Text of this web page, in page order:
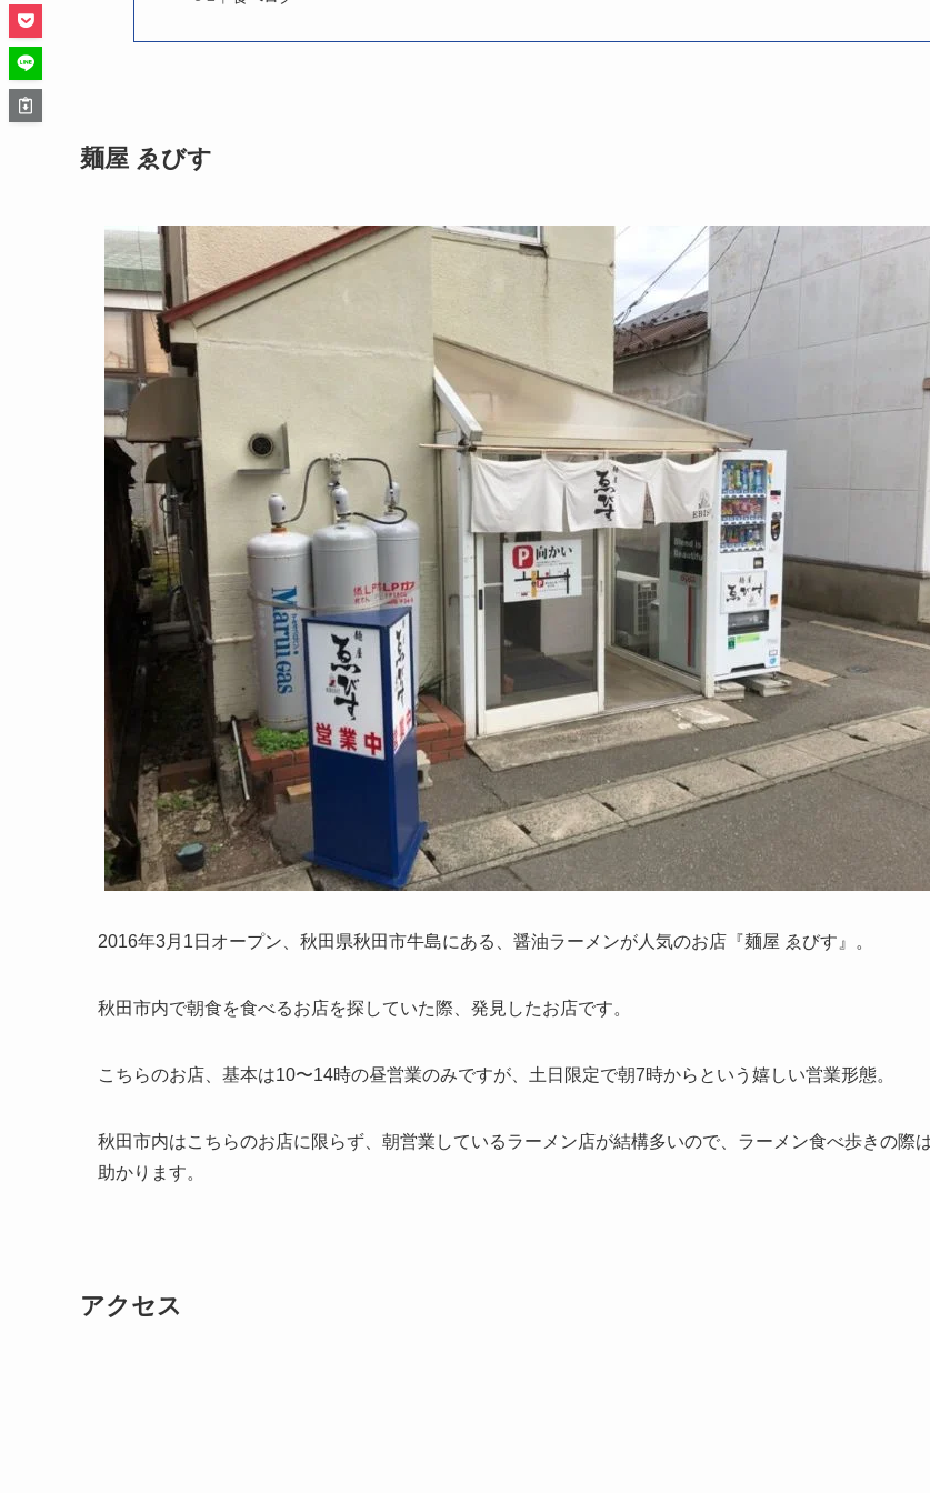
麺屋 ゑびす
2016年3月1日オープン、秋田県秋田市牛島にある、醤油ラーメンが人気のお店『麺屋 ゑびす』。
秋田市内で朝食を食べるお店を探していた際、発見したお店です。
こちらのお店、基本は10〜14時の昼営業のみですが、土日限定で朝7時からという嬉しい営業形態。
秋田市内はこちらのお店に限らず、朝営業しているラーメン店が結構多いので、ラーメン食べ歩きの際
助かります。
アクセス